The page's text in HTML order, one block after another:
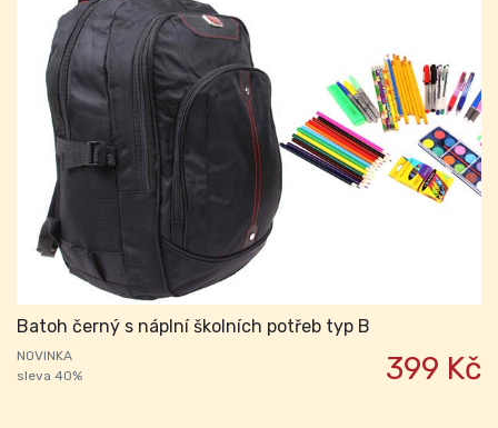
Batoh černý s náplní školních potřeb typ B
NOVINKA
sleva 40%
399 Kč